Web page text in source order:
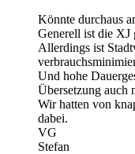
Könnte durchaus
Generell ist die XJ
Allerdings ist
Und hohe
Übersetzung auch
Wir hatten von
dabei.
VG
Stefan